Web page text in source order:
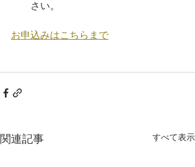
さい。
お申込みはこちらまで
関連記事 すべて表示